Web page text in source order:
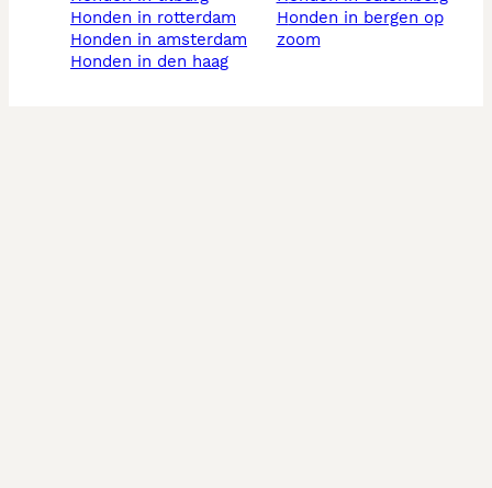
honden in rotterdam
honden in amsterdam
honden in den haag
honden in bergen op
zoom